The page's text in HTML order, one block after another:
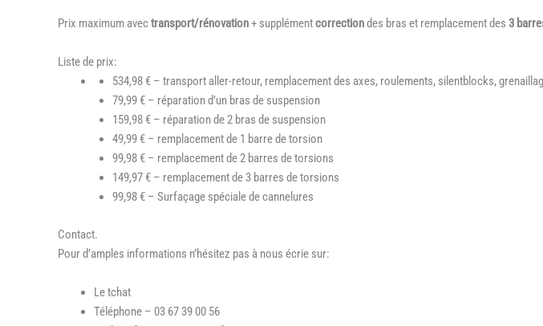
Prix maximum avectransport/rénovation+ supplémentcorrectiondes bras et remplacement des 3
Liste de prix:
534,98 € – transport aller-retour, remplacement des axes, roulements, silentblocks,
79,99 € – réparation d’un bras de suspension
159,98 € – réparation de 2 bras de suspension
49,99 € – remplacement de 1 barre de torsion
99,98 € – remplacement de 2 barres de torsions
149,97 € – remplacement de 3 barres de torsions
99,98 € – Surfaçage spéciale de cannelures
Contact.
Pour d’amples informations n’hésitez pas à nous écrie sur:
Le tchat
Téléphone – 03 67 39 00 56